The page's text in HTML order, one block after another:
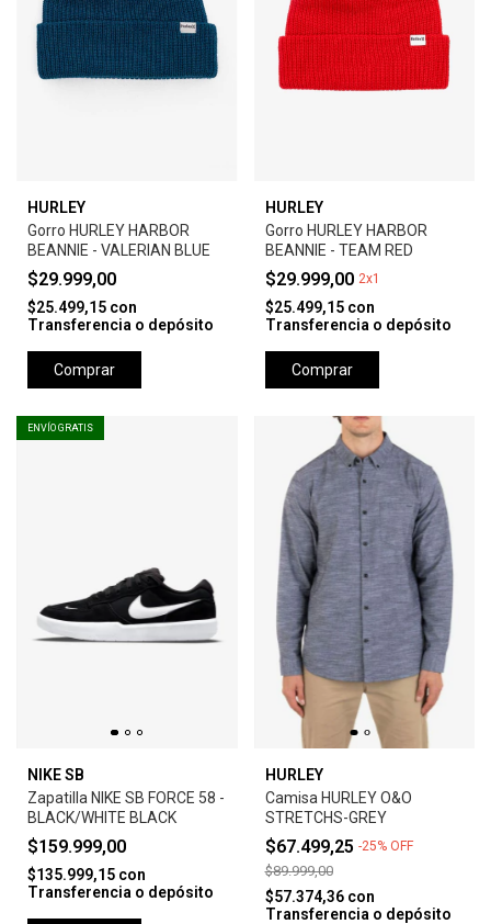
HURLEY
Gorro HURLEY HARBOR
BEANNIE - VALERIAN BLUE
$29.999,00
$25.499,15 con
Transferencia o depósito
Comprar
HURLEY
Gorro HURLEY HARBOR
BEANNIE - TEAM RED
$29.999,00 2x1
$25.499,15 con
Transferencia o depósito
Comprar
ENVÍO GRATIS
NIKE SB
Zapatilla NIKE SB FORCE 58 -
BLACK/WHITE BLACK
$159.999,00
$135.999,15 con
Transferencia o depósito
HURLEY
Camisa HURLEY O&O
STRETCHS-GREY
$67.499,25 -25% OFF
$89.999,00
$57.374,36 con
Transferencia o depósito